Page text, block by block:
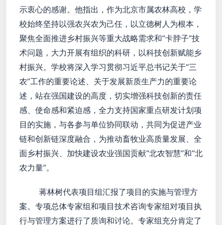
示衷心的感谢。他指出，作为北京市属农林高校，学
校始终坚持以强农兴农为己任，以立德树人为根本，
聚焦全面推进乡村振兴等重大战略需求和“卡脖子”技
术问题，大力开展有组织的科研，以科技创新赋能乡
村振兴。学校将深入学习贯彻习近平总书记关于“三
农”工作的重要论述、关于发展新质生产力的重要论
述，站在强国建设的高度，切实增强科技创新的责任
感、使命感和紧迫感，全力支持国家重点研发计划项
目的实施，与各参与单位协同联动，共同为促进产业
链和创新链深度融合，为推动畜牧业高质量发展、全
面乡村振兴、加快建设农业强国贡献“北农智慧”和“北
农力量”。
蒋林树代表项目组汇报了项目的实施与管理方
案。专项总体专家组和项目技术咨询专家组对项目执
行与管理方案进行了质询和讨论。专家组充分肯定了